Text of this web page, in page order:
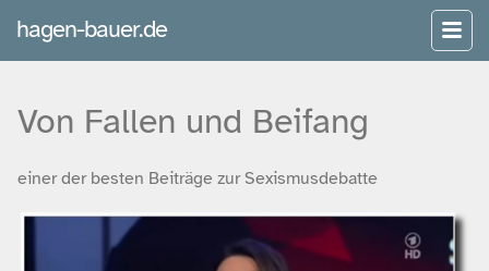
hagen-bauer.de
Von Fallen und Beifang
einer der besten Beiträge zur Sexismusdebatte